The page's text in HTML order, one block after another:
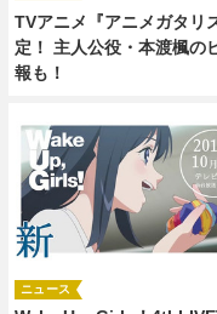
TVアニメ『アニメガタリ
定！ 主人公役・本渡楓
報も！
ニュース